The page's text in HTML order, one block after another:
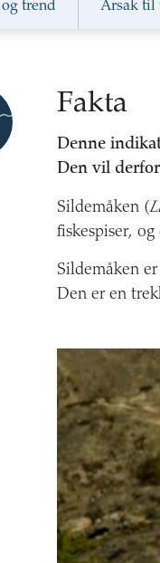
og trend Årsak til
og Skagerrak
Fakta
Denne
Den vil
Sildemåken (
fiskespiser,
Sildemåken
Den er en